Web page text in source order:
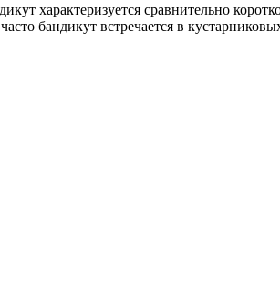
характеризуется сравнительно
бандикут встречается в